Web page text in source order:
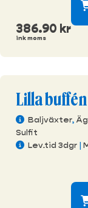
386.90 kr
ink moms
Lilla
Baljväxter,
Sulfit
Lev.tid 3dgr |